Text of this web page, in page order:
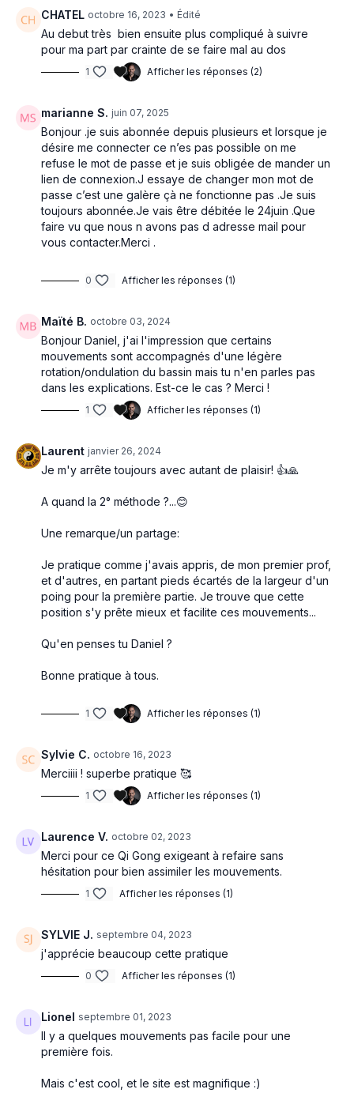
Vous trouverez également quelques supports à télécharger ici
juste en dessous de la description.
Important :Dans cette première étape d’apprentissage et de
pratique du Nei Yang Gong, nous allons déployer une
coordination avec le mouvement. En effet, la complexité de
cette méthode nous invites tout d’abord assoir une gestuelle
fluide, précise et détendue avant de chercher à installer la
respiration spécifique à cette méthode. Respiration qui sera
abordé dans des séances avancées ultérieurs.
ACTIONS
Tonifier les membres
vertébrale pour faire circuler le Qi
Une importance particulière est donnée à l’étirement, la torsion
et l’extension de la colonne vertébrale, aux mouvements
harmonieux et fluides des quatre membres, au travail
d’assouplissement des épaules, des hanches, de la région
lombaire et de toutes les articulations.
CHATEL octobre 16, 2023 • Édité
Au debut très bien ensuite plus compliqué à suivre
pour ma part par crainte de se faire mal au dos
1 Afficher les réponses (2)
marianne S. juin 07, 2025
Bonjour .je suis abonnée depuis plusieurs et lorsque je
désire me connecter ce n’es pas possible on me
refuse le mot de passe et je suis obligée de mander un
lien de connexion.J essaye de changer mon mot de
passe c’est une galère çà ne fonctionne pas .Je suis
toujours abonnée.Je vais être débitée le 24juin .Que
faire vu que nous n avons pas d adresse mail pour
vous contacter.Merci .
0 Afficher les réponses (1)
Maïté B. octobre 03, 2024
Bonjour Daniel, j'ai l'impression que certains
mouvements sont accompagnés d'une légère
rotation/ondulation du bassin mais tu n'en parles pas
dans les explications. Est-ce le cas ? Merci !
1 Afficher les réponses (1)
Laurent janvier 26, 2024
Je m'y arrête toujours avec autant de plaisir! 👍🙏
A quand la 2° méthode ?...😊
Une remarque/un partage:
Je pratique comme j'avais appris, de mon premier prof,
et d'autres, en partant pieds écartés de la largeur d'un
poing pour la première partie. Je trouve que cette
position s'y prête mieux et facilite ces mouvements...
Qu'en penses tu Daniel ?
Bonne pratique à tous.
1 Afficher les réponses (1)
Sylvie C. octobre 16, 2023
Merciiii ! superbe pratique 🥰
1 Afficher les réponses (1)
Laurence V. octobre 02, 2023
Merci pour ce Qi Gong exigeant à refaire sans
hésitation pour bien assimiler les mouvements.
1 Afficher les réponses (1)
SYLVIE J. septembre 04, 2023
j'apprécie beaucoup cette pratique
0 Afficher les réponses (1)
Lionel septembre 01, 2023
Il y a quelques mouvements pas facile pour une
première fois.
Mais c'est cool, et le site est magnifique :)